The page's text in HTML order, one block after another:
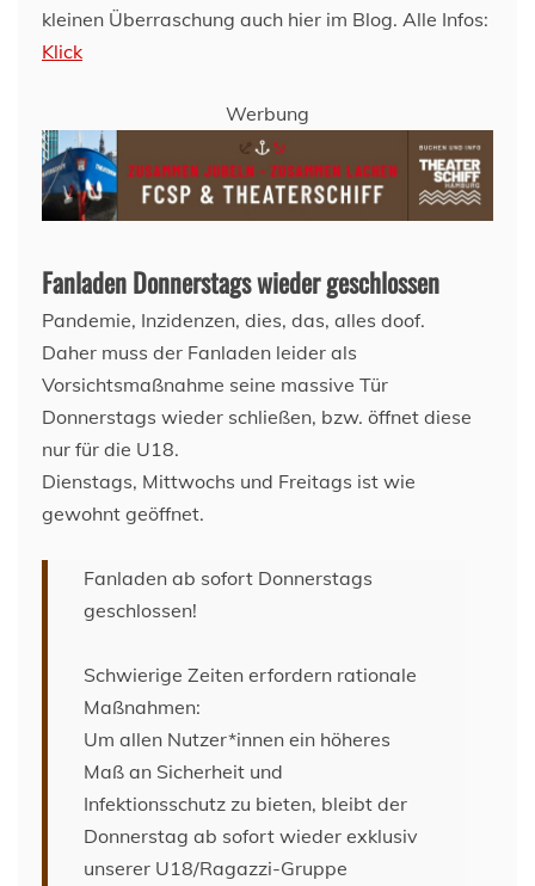
kleinen Überraschung auch hier im Blog. Alle Infos:
Klick
Werbung
Fanladen Donnerstags wieder geschlossen
Pandemie, Inzidenzen, dies, das, alles doof.
Daher muss der Fanladen leider als
Vorsichtsmaßnahme seine massive Tür
Donnerstags wieder schließen, bzw. öffnet diese
nur für die U18.
Dienstags, Mittwochs und Freitags ist wie
gewohnt geöffnet.
Fanladen ab sofort Donnerstags
geschlossen!
Schwierige Zeiten erfordern rationale
Maßnahmen:
Um allen Nutzer*innen ein höheres
Maß an Sicherheit und
Infektionsschutz zu bieten, bleibt der
Donnerstag ab sofort wieder exklusiv
unserer U18/Ragazzi-Gruppe